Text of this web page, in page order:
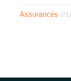
Assurances (71)